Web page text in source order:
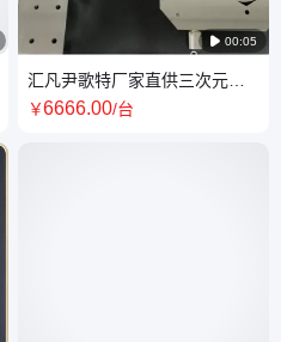
 00:05
汇凡尹歌特厂家直供三次元万
能夹具慢走丝精密夹具加工中
￥6666.00/台